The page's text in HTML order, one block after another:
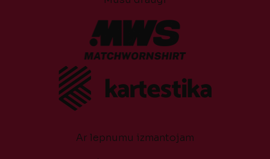
Ar lepnumu izmantojam